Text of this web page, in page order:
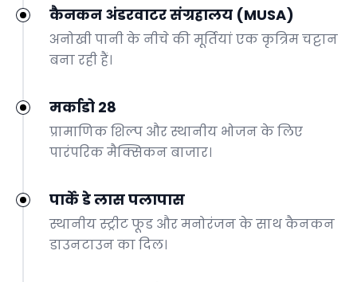
कैनकन अंडरवाटर संग्रहालय (MUSA)
अनोखी पानी के नीचे की मूर्तियां एक कृत्रिम चट्टान
बना रही हैं।
मर्काडो 28
प्रामाणिक शिल्प और स्थानीय भोजन के लिए
पारंपरिक मैक्सिकन बाजार।
पार्के डे लास पलापास
स्थानीय स्ट्रीट फूड और मनोरंजन के साथ कैनकन
डाउनटाउन का दिल।